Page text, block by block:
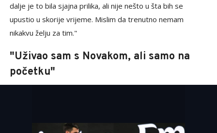
dalje je to bila sjajna prilika, ali nije nešto u šta bih se
upustio u skorije vrijeme. Mislim da trenutno nemam
nikakvu želju za tim."
"Uživao sam s Novakom, ali samo na
početku"